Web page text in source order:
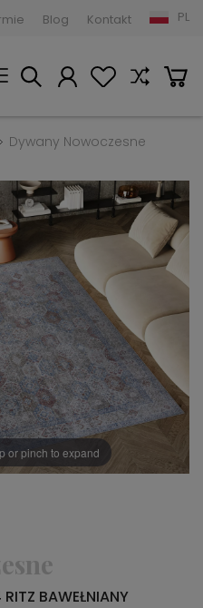
Blog Kontakt PL
Dywany Nowoczesne
or pinch to expand
BAWEŁNIANY